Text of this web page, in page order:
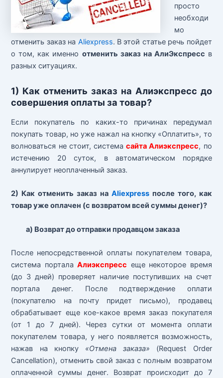
просто
необходи
мо
отменить заказ на Aliexpress. В этой статье речь пойдет
о том, как именно отменить заказ на АлиЭкспресс в
разных ситуациях.
1) Как отменить заказ на Алиэкспресс до
совершения оплаты за товар?
Если покупатель по каких-то причинах передумал
покупать товар, но уже нажал на кнопку «Оплатить», то
волноваться не стоит, системасайта Алиэкспресс, по
истечению 20 суток, в автоматическом порядке
аннулирует неоплаченный заказ.
2) Как отменить заказ на Aliexpressпосле того, как
товар уже оплачен (с возвратом всей суммы денег)?
а) Возврат до отправки продавцом заказа
После непосредственной оплаты покупателем товара,
система порталаАлиэкспресс еще некоторое время
(до 3 дней) проверяет наличие поступивших на счет
портала денег. После подтверждение оплати
(покупателю на почту придет письмо), продавец
обрабатывает еще кое-какое время заказ покупателя
(от 1 до 7 дней). Через сутки от момента оплати
покупателем товара, у него появляется возможность,
нажав на кнопку «Отмена заказа» (Request Order
Cancellation), отменить свой заказ с полным возвратом
оплаченной суммы денег. Возврат происходит до 7